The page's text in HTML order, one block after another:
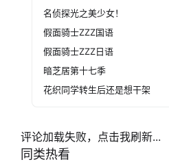
名侦探光之美少女！
假面骑士ZZZ国语
假面骑士ZZZ日语
暗芝居第十七季
花织同学转生后还是想干架
评论加载失败，点击我刷新...
同类热看